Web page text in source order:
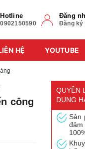
Hotline
0902150590
Đăng
Đăng ký
HỆ YOUTUBE
công
QUYỀN
DỤNG
Sản
đảm